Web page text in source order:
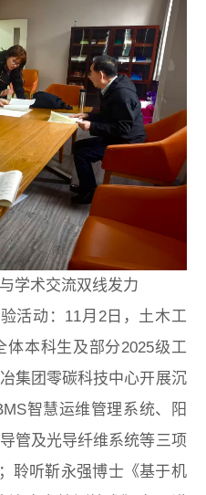
学术交流双线发力
活动：11月2日，土木工
体本科生及部分2025级工
集团零碳科技中心开展沉
智慧运维管理系统、阳
管及光导纤维系统等三项
聆听靳永强博士《基于机